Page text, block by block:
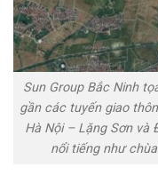
Sun Group Bắc Ninh
gần các tuyến giao
Hà Nội – Lặng Sơn và
nổi tiếng như